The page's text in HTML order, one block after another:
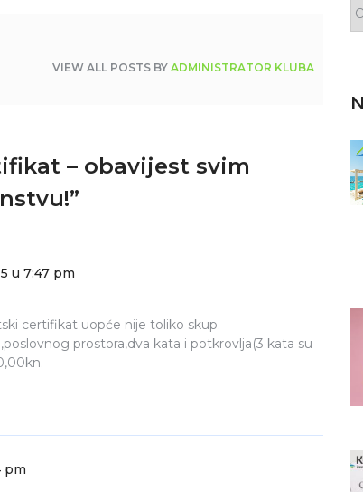
VIEW ALL POSTS BYADMINISTRATOR KLUBA
– obavijest svim
”
u 7:47 pm
certifikat uopće nije toliko skup.
prostora,dva kata i potkrovlja(3 kata su
pm